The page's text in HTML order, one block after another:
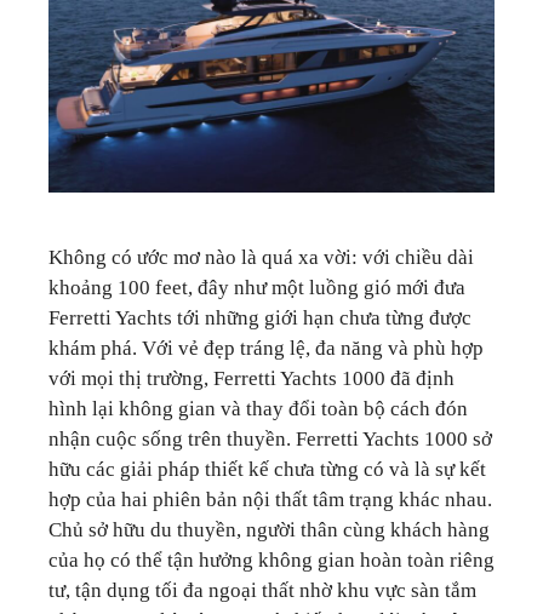
Không có ước mơ nào là quá xa vời: với chiều dài
khoảng 100 feet, đây như một luồng gió mới đưa
Ferretti Yachts tới những giới hạn chưa từng được
khám phá. Với vẻ đẹp tráng lệ, đa năng và phù hợp
với mọi thị trường, Ferretti Yachts 1000 đã định
hình lại không gian và thay đổi toàn bộ cách đón
nhận cuộc sống trên thuyền. Ferretti Yachts 1000 sở
hữu các giải pháp thiết kế chưa từng có và là sự kết
hợp của hai phiên bản nội thất tâm trạng khác nhau.
Chủ sở hữu du thuyền, người thân cùng khách hàng
của họ có thể tận hưởng không gian hoàn toàn riêng
tư, tận dụng tối đa ngoại thất nhờ khu vực sàn tắm